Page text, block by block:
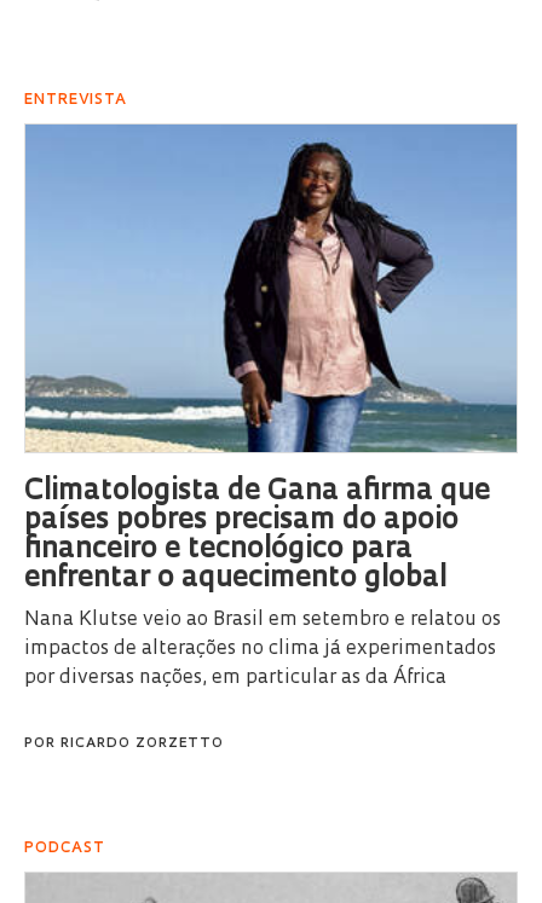
ENTREVISTA
Climatologista de Gana afirma que
países pobres precisam do apoio
financeiro e tecnológico para
enfrentar o aquecimento global
Nana Klutse veio ao Brasil em setembro e relatou os
impactos de alterações no clima já experimentados
por diversas nações, em particular as da África
POR RICARDO ZORZETTO
PODCAST